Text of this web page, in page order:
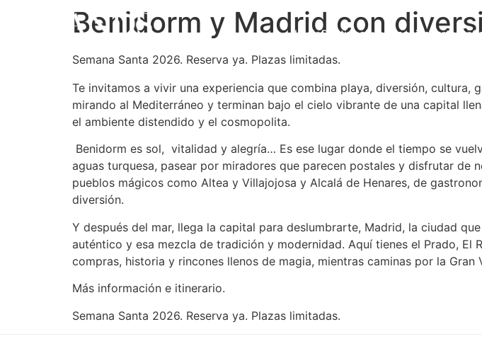
InicioDestinosExperienciasPartners
Benidorm y Madrid con
Semana Santa 2026. Reserva ya. Plazas limitadas.
Te invitamos a vivir una experiencia que combina playa, diversión,
mirando al Mediterráneo y terminan bajo el cielo vibrante de una capital
el ambiente distendido y el cosmopolita.
Benidorm es sol, vitalidad y alegría… Es ese lugar donde el tiempo se
aguas turquesa, pasear por miradores que parecen postales y disfrutar de
pueblos mágicos como Altea y Villajojosa y Alcalá de Henares, de
diversión.
Y después del mar, llega la capital para deslumbrarte, Madrid, la ciudad
auténtico y esa mezcla de tradición y modernidad. Aquí tienes el Prado, El
compras, historia y rincones llenos de magia, mientras caminas por la Gran
Más información e itinerario.
Semana Santa 2026. Reserva ya. Plazas limitadas.